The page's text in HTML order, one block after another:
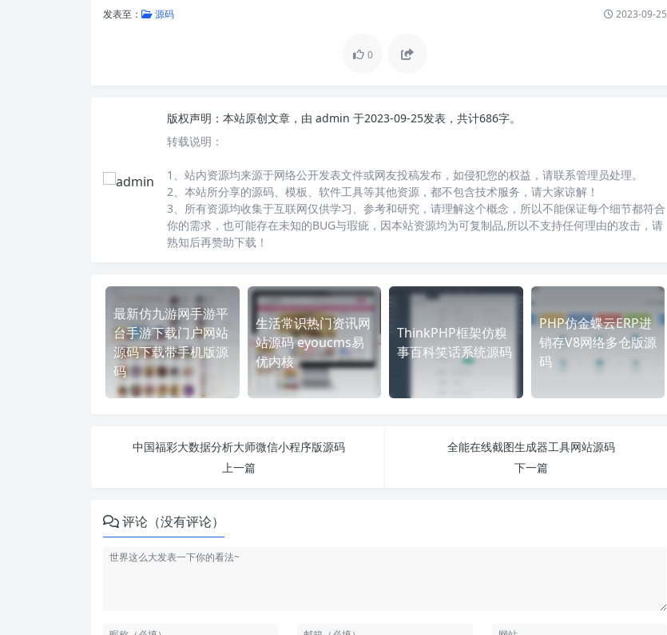
发表至： 源码 2023-09-25
0
版权声明： 本站原创文章，由 admin 于2023-09-25发表，共计686字。
转载说明：
1、站内资源均来源于网络公开发表文件或网友投稿发布，如侵犯您的权益，请联系管理员处理。
2、本站所分享的源码、模板、软件工具等其他资源，都不包含技术服务，请大家谅解！
3、所有资源均收集于互联网仅供学习、参考和研究，请理解这个概念，所以不能保证每个细节都符合
你的需求，也可能存在未知的BUG与瑕疵，因本站资源均为可复制品,所以不支持任何理由的攻击，请
熟知后再赞助下载！
最新仿九游网手游平
台手游下载门户网站
源码下载带手机版源
码
生活常识热门资讯网
站源码 eyoucms易
优内核
ThinkPHP框架仿糗
事百科笑话系统源码
PHP仿金蝶云ERP进
销存V8网络多仓版源
码
中国福彩大数据分析大师微信小程序版源码
上一篇
全能在线截图生成器工具网站源码
下一篇
评论（没有评论）